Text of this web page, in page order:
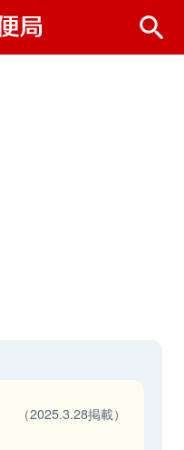
（2025.3.28掲載）